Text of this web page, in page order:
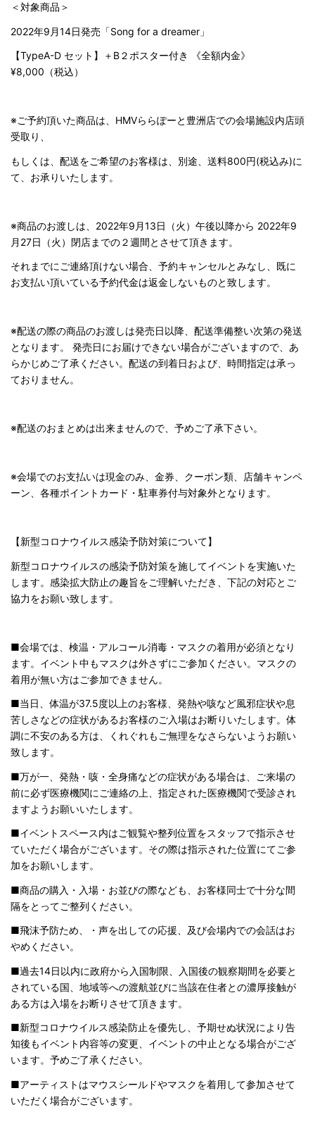
＜対象商品＞
2022年9月14日発売「Song for a dreamer」
【TypeA-D セット】＋B２ポスター付き 《全額内金》
¥8,000（税込）
※ご予約頂いた商品は、HMVららぽーと豊洲店での会場施設内店頭
受取り、
もしくは、配送をご希望のお客様は、別途、送料800円(税込み)に
て、お承りいたします。
※商品のお渡しは、2022年9月13日（火）午後以降から 2022年9
月27日（火）閉店までの２週間とさせて頂きます。
それまでにご連絡頂けない場合、予約キャンセルとみなし、既に
お支払い頂いている予約代金は返金しないものと致します。
※配送の際の商品のお渡しは発売日以降、配送準備整い次第の発送
となります。 発売日にお届けできない場合がございますので、あ
らかじめご了承ください。配送の到着日および、時間指定は承っ
ておりません。
※配送のおまとめは出来ませんので、予めご了承下さい。
※会場でのお支払いは現金のみ、金券、クーポン類、店舗キャンペ
ーン、各種ポイントカード・駐車券付与対象外となります。
【新型コロナウイルス感染予防対策について】
新型コロナウイルスの感染予防対策を施してイベントを実施いた
します。感染拡大防止の趣旨をご理解いただき、下記の対応とご
協力をお願い致します。
■会場では、検温・アルコール消毒・マスクの着用が必須となり
ます。イベント中もマスクは外さずにご参加ください。マスクの
着用が無い方はご参加できません。
■当日、体温が37.5度以上のお客様、発熱や咳など風邪症状や息
苦しさなどの症状があるお客様のご入場はお断りいたします。体
調に不安のある方は、くれぐれもご無理をなさらないようお願い
致します。
■万が一、発熱・咳・全身痛などの症状がある場合は、ご来場の
前に必ず医療機関にご連絡の上、指定された医療機関で受診され
ますようお願いいたします。
■イベントスペース内はご観覧や整列位置をスタッフで指示させ
ていただく場合がございます。その際は指示された位置にてご参
加をお願いします。
■商品の購入・入場・お並びの際なども、お客様同士で十分な間
隔をとってご整列ください。
■飛沫予防ため、・声を出しての応援、及び会場内での会話はお
やめください。
■過去14日以内に政府から入国制限、入国後の観察期間を必要と
されている国、地域等への渡航並びに当該在住者との濃厚接触が
ある方は入場をお断りさせて頂きます。
■新型コロナウイルス感染防止を優先し、予期せぬ状況により告
知後もイベント内容等の変更、イベントの中止となる場合がござ
います。予めご了承ください。
■アーティストはマウスシールドやマスクを着用して参加させて
いただく場合がございます。